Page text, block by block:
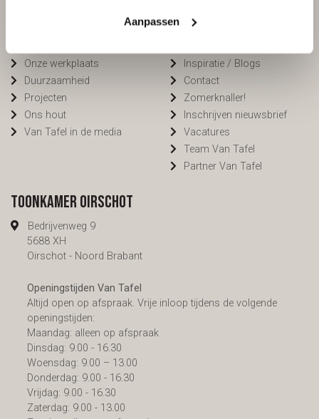
Aanpassen
Onze werkplaats
Duurzaamheid
Projecten
Ons hout
Van Tafel in de media
Winkelen bij
Inspiratie / Blogs
Contact
Zomerknaller!
Inschrijven nieuwsbrief
Vacatures
Team Van Tafel
Partner Van Tafel
Toonkamer Oirschot
Bedrijvenweg 9
5688 XH
Oirschot - Noord Brabant
Openingstijden Van Tafel
Altijd open op afspraak. Vrije inloop tijdens de volgende
openingstijden:
Maandag: alleen op afspraak
Dinsdag: 9.00 - 16.30
Woensdag: 9.00 – 13.00
Donderdag: 9.00 - 16.30
Vrijdag: 9.00 - 16.30
Zaterdag: 9.00 - 13.00